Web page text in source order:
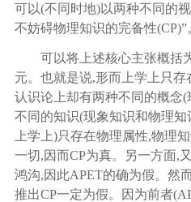
可以(不同时地)以两种不同的
不妨碍物理知识的完备性(CP)”
可以将上述核心主张概括
元。也就是说,形而上学上只
认识论上却有两种不同的概念
不同的知识(现象知识和物理
上学上)只存在物理属性,物理
一切,因而CP为真。另一方面,
鸿沟,因此APET的确为假。然
推出CP一定为假。因为前者